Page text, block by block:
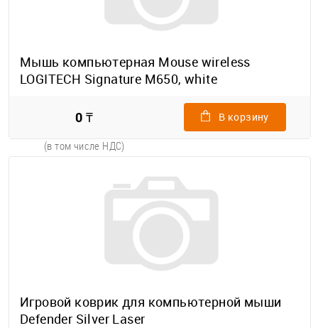
Мышь компьютерная Mouse wireless
LOGITECH Signature M650, white
0 ₸
(в том числе НДС)
В корзину
Игровой коврик для компьютерной мыши
Defender Silver Laser